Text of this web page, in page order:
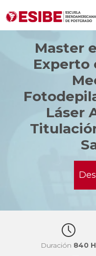
Master
Experto
Láser
Duración 840 H